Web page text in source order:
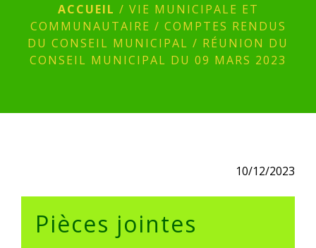
ACCUEIL / VIE MUNICIPALE ET
COMMUNAUTAIRE / COMPTES RENDUS
DU CONSEIL MUNICIPAL / RÉUNION DU
CONSEIL MUNICIPAL DU 09 MARS 2023
10/12/2023
Pièces jointes